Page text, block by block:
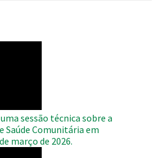
sessão técnica sobre a
Saúde Comunitária em
março de 2026.